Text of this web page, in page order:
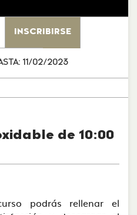
INSCRIBIRSE
11/02/2023
de 10:00
podrás rellenar el